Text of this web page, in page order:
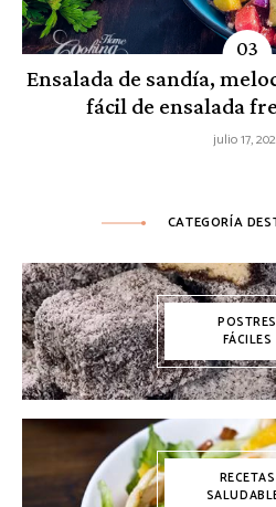
Ensalada de sandía,
fácil de ensalada
julio 17,
CATEGORÍA
POSTRES
FÁCILES
RECETAS